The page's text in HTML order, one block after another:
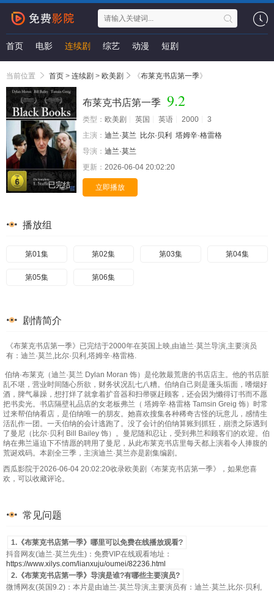
首页 电影 连续剧 综艺 动漫 短剧
当前位置 首页 > 连续剧 > 欧美剧 《布莱克书店第一季》
已完结
布莱克书店第一季 9.2
类型： 欧美剧 英国 英语 2000
3
主演： 迪兰·莫兰 比尔·贝利
塔姆辛·格雷格
导演： 迪兰·莫兰
更新： 2026-06-04 20:02:20
立即播放
播放组
第01集 第02集 第03集 第04集
第05集 第06集
剧情简介
《布莱克书店第一季》已完结于2000年在英国上映,由迪兰·莫兰导演,主要演员
有：迪兰·莫兰,比尔·贝利,塔姆辛·格雷格.
伯纳·布莱克（迪兰·莫兰 Dylan Moran 饰）是伦敦最荒唐的书店店主。他的书店脏
乱不堪，营业时间随心所欲，财务状况乱七八糟。伯纳自己则是蓬头垢面，嗜烟好
酒，脾气暴躁，想打烊了就拿着扩音器和扫帚驱赶顾客，还会因为懒得订书而不愿
把书卖光。书店隔壁礼品店的女老板弗兰（ 塔姆辛·格雷格 Tamsin Greig 饰）时常
过来帮伯纳看店，是伯纳唯一的朋友。她喜欢搜集各种稀奇古怪的玩意儿，感情生
活乱作一团。一天伯纳的会计逃跑了。没了会计的伯纳算账到抓狂，崩溃之际遇到
了曼尼（比尔·贝利 Bill Bailey 饰）。曼尼随和忍让，受到弗兰和顾客们的欢迎。伯
纳在弗兰逼迫下不情愿的聘用了曼尼，从此布莱克书店里每天都上演着令人捧腹的
荒诞戏码。本剧全三季，主演迪兰·莫兰亦是剧集编剧。
西瓜影院于2026-06-04 20:02:20收录欧美剧《布莱克书店第一季》，如果您喜
欢，可以收藏评论。
常见问题
1.《布莱克书店第一季》哪里可以免费在线播放观看?
抖音网友(迪兰·莫兰先生)：免费VIP在线观看地址：
https://www.xilys.com/lianxuju/oumei/82236.html
2.《布莱克书店第一季》导演是谁?有哪些主要演员?
微博网友(英国9.2)：本片是由迪兰·莫兰导演,主要演员有：迪兰·莫兰,比尔·贝利,